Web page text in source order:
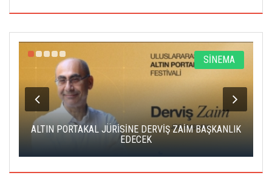
SİNEMA
ALTIN PORTAKAL JÜRİSİNE DERVİŞ ZAİM BAŞKANLIK
EDECEK